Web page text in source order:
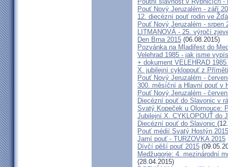
Pouť Nový Jeruzalém - září
12. diecézní pouť rodin ve
Pouť Nový Jeruzalém - srpen
LITMANOVÁ - 25. výročí
Den Brna 2015 (06.08.2015)
Pozvánka na Mladifest do
Velehrad 1985 - jak jsme
+ dokument VELEHRAD
X. jubilejní cyklopouť z
Pouť Nový Jeruzalém -
300. měsíční a Hlavní pouť v
Pouť Nový Jeruzalém -
Diecézní pouť do Slavonic v
Svatý Kopeček u Olomouce:
Jubilejní X. CYKLOPOUŤ do
Diecézní pouť do Slavonic
Pouť médií Svatý Hostýn 2015
Jarní pouť - TURZOVKA 2015
Dívčí pěší pouť 2015
Medžugorje: 4. mezinárodní
(28.04.2015)